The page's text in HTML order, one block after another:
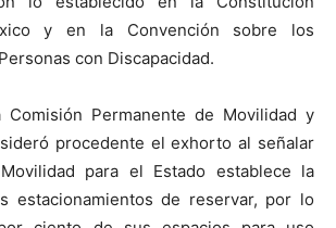
y en la Convención sobre los
con Discapacidad.
Permanente de Movilidad y
procedente el exhorto al señalar
para el Estado establece la
estacionamientos de reservar, por lo